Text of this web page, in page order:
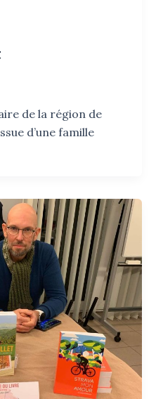
de la région de
d’une famille